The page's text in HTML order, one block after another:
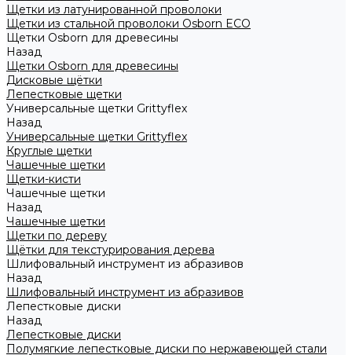
Щетки из латунированной проволоки
Щетки из стальной проволоки Osborn ECO
Щетки Osborn для древесины
Назад
Щетки Osborn для древесины
Дисковые щётки
Лепестковые щетки
Универсальные щетки Grittyflex
Назад
Универсальные щетки Grittyflex
Круглые щетки
Чашечные щетки
Щетки-кисти
Чашечные щетки
Назад
Чашечные щетки
Щетки по дереву
Щётки для текстурирования дерева
Шлифовальный инструмент из абразивов
Назад
Шлифовальный инструмент из абразивов
Лепестковые диски
Назад
Лепестковые диски
Полумягкие лепестковые диски по нержавеющей стали